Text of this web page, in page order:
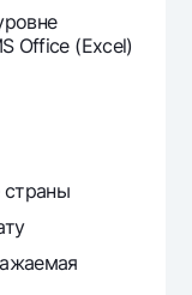
Office (Excel)
страны